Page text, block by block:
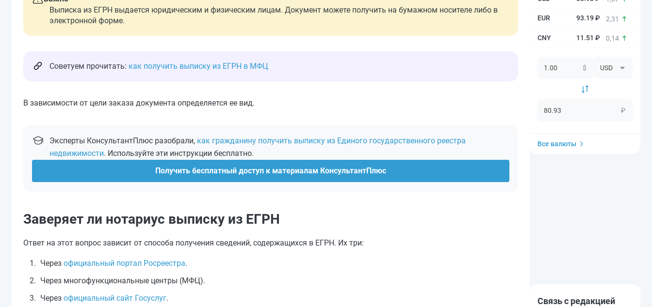
Выписка из ЕГРН выдается юридическим и физическим лицам. Документ можете получить на бумажном носителе либо в
электронной форме.
Советуем прочитать: как получить выписку из ЕГРН в МФЦ
В зависимости от цели заказа документа определяется ее вид.
Эксперты КонсультантПлюс разобрали, как гражданину получить выписку из Единого государственного реестра
недвижимости. Используйте эти инструкции бесплатно.
Получить бесплатный доступ к материалам КонсультантПлюс
Заверяет ли нотариус выписку из ЕГРН
Ответ на этот вопрос зависит от способа получения сведений, содержащихся в ЕГРН. Их три:
Через официальный портал Росреестра.
Через многофункциональные центры (МФЦ).
Через официальный сайт Госуслуг.
93.19 ₽ 2,31
11.51 ₽ 0,14
$
₽
Все валюты
Связь с редакцией